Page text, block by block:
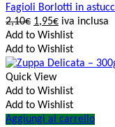
Fagioli Borlotti in
2,10€ 1,95€ iva inclusa
Add to Wishlist
Add to Wishlist
Quick View
Add to Wishlist
Add to Wishlist
Aggiungi al carrello